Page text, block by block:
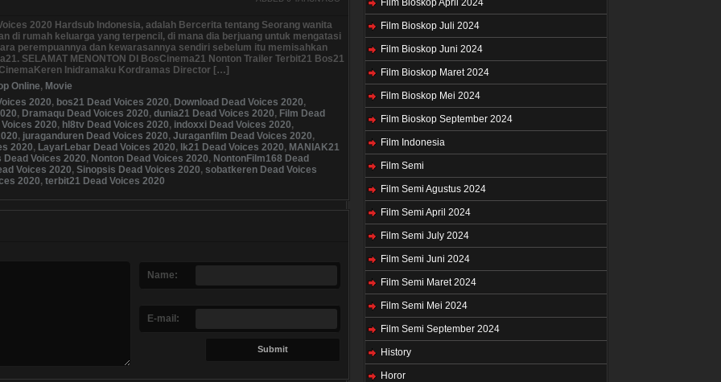
2020 Hardsub Indonesia, adalah Bercerita tentang Seorang wanita
di rumah keluarga yang terpencil, di mana dia berjuang untuk mengatasi
perempuannya dan kewarasannya sendiri sebelum itu memisahkan
SELAMAT MENONTON DI BosCinema21 Nonton Trailer Terbit21 Bos21
Inidramaku Kordramas Director […]
Online, Movie
2020, bos21 Dead Voices 2020, Download Dead Voices 2020,
, Dramaqu Dead Voices 2020, dunia21 Dead Voices 2020, Film Dead
2020, hl8tv Dead Voices 2020, indoxxi Dead Voices 2020,
, juraganduren Dead Voices 2020, Juraganfilm Dead Voices 2020,
2020, LayarLebar Dead Voices 2020, lk21 Dead Voices 2020, MANIAK21
Dead Voices 2020, Nonton Dead Voices 2020, NontonFilm168 Dead
Voices 2020, Sinopsis Dead Voices 2020, sobatkeren Dead Voices
2020, terbit21 Dead Voices 2020
Name:
E-mail:
Film Bioskop April 2024
Film Bioskop Juli 2024
Film Bioskop Juni 2024
Film Bioskop Maret 2024
Film Bioskop Mei 2024
Film Bioskop September 2024
Film Indonesia
Film Semi
Film Semi Agustus 2024
Film Semi April 2024
Film Semi July 2024
Film Semi Juni 2024
Film Semi Maret 2024
Film Semi Mei 2024
Film Semi September 2024
History
Horor